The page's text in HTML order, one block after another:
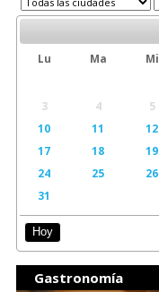
Lu Ma Mi
3
4 5
10
11 12
17
18 19
24
25 26
31
Hoy
Gastronomía